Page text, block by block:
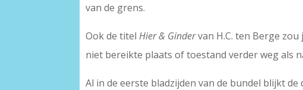
van de grens.
Ook de titelHier & Gindervan H.C. ten Berge zou
niet bereikte plaats of toestand verder weg als
Al in de eerste bladzijden van de bundel blijkt de